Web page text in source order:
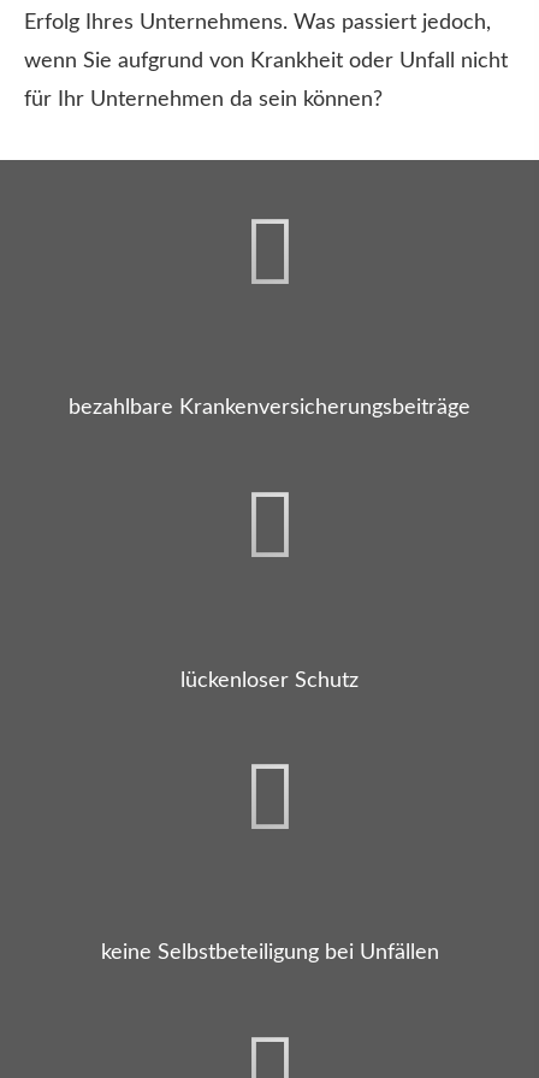
Erfolg Ihres Unternehmens. Was passiert jedoch,
wenn Sie aufgrund von Krankheit oder Unfall nicht
für Ihr Unternehmen da sein können?
bezahlbare Kranken­ver­si­che­rungsbeiträge
lückenloser Schutz
keine Selbstbeteiligung bei Unfällen